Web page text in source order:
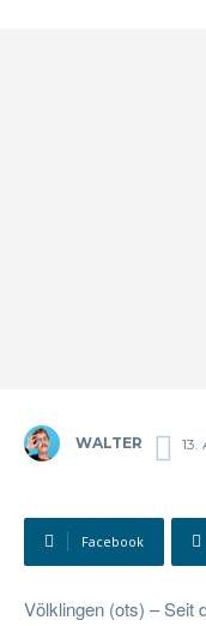
WALTER 13.
Facebook
Völklingen (ots) – Seit